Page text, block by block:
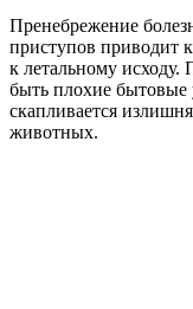
Пренебрежение
приступов приводит
к летальному
быть плохие бытовые
скапливается
животных.